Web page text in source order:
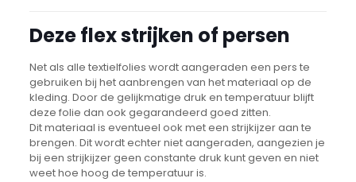
Deze flex strijken of persen
Net als alle textielfolies wordt aangeraden een pers te
gebruiken bij het aanbrengen van het materiaal op de
kleding. Door de gelijkmatige druk en temperatuur blijft
deze folie dan ook gegarandeerd goed zitten.
Dit materiaal is eventueel ook met een strijkijzer aan te
brengen. Dit wordt echter niet aangeraden, aangezien je
bij een strijkijzer geen constante druk kunt geven en niet
weet hoe hoog de temperatuur is.